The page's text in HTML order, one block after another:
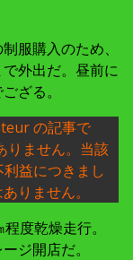
服購入のため、
外出だ。昼前に
ざる。
の記事で
りません。当該
益につきまし
りません。
度乾燥走行。
ジ開店だ。